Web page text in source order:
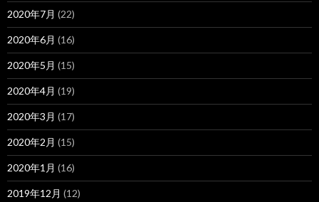
2020年7月 (22)
2020年6月 (16)
2020年5月 (15)
2020年4月 (19)
2020年3月 (17)
2020年2月 (15)
2020年1月 (16)
2019年12月 (12)